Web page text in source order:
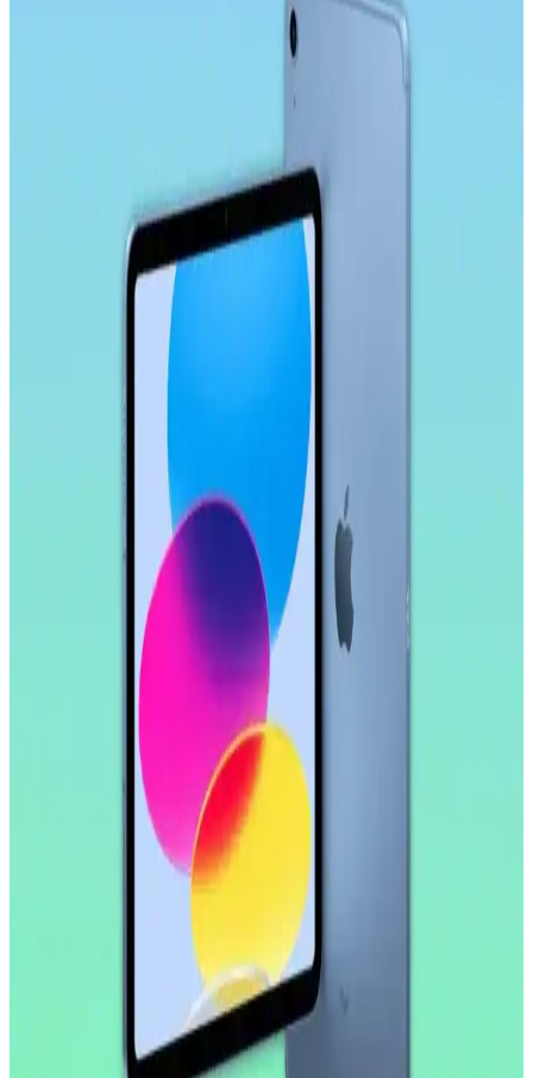
Microsonic temperli cam ekran koruyucu, Galaxy Tab S9 Plus
X810 modeline özel tasarımıyla yüksek dayanıklılık ve estetik sunar.
Çizilmelere karşı dirençli, kolay uygulanabilir ve kullanımı rahat bir
Ally 9.0 stylus kalem, yüksek hassasiyet, uyumluluk ve ergonomik
tasarımıyla akıllı tahta, tablet ve telefonlarda pratik kullanım sağlar,
yoğun çalışma ve eğitim ortamlarına uygun bir seçenektir.
Samsung Galaxy Tab S10 FE Plus İçin Kırılmaz
Ekran Koruyucu İncelemesi ve Kullanıcı Yorumları
Samsung Galaxy Tab S10 FE Plus için tasarlanmış kırılmaz ekran
koruyucu, yüksek dayanıklılık ve kolay uygulama özellikleriyle
ekranı çizilmelere ve darbelere karşı korur.
Samsung Galaxy Tab S11 Ultra 14.6 İnç AMOLED
Ekranlı Güçlü ve Çok Yönlü Tablet Özellikleri
Samsung Galaxy Tab S11 Ultra, 14.6 inç AMOLED ekran, güçlü
işlemci ve uzun pil ömrü ile çok yönlü kullanım sunar. Profesyonel
ve eğlence amaçlı ideal bir tablet deneyimi sağlar.
Samsung Galaxy Tab S9 FE+ Plus için Nano
Kırılmaz Esnek Ekran Koruyucu İncelemesi
Samsung Galaxy Tab S9 FE+ Plus için tasarlanmış nano cam ekran
koruyucu, yüksek dayanıklılık ve net görüntü sağlar. Kolay
uygulama ve göz yorgunluğunu azaltıcı özellikleriyle ekran
korumasında yeni standart.
Huawei MatePad 10.4 için Nano Esnek Cam Ekran
Koruyucu İncelemesi ve Kullanıcı Deneyimleri
Huawei MatePad 10.4 uyumlu nano esnek cam ekran koruyucu,
yüksek dayanıklılık ve şeffaflık sağlar, kolay uygulama ve iyi
Apple iPad Pro'da Donanım Sınırlı, Yazılım
Geliştirmeleri Öncelikli Yaklaşım
Apple, iPad Pro'da donanım yeniliklerini sınırlarken, yazılım
tarafında profesyonel kullanıcılar için iPadOS deneyimini
geliştirmeye odaklanıyor. Bu strateji cihazın potansiyelini artırmayı